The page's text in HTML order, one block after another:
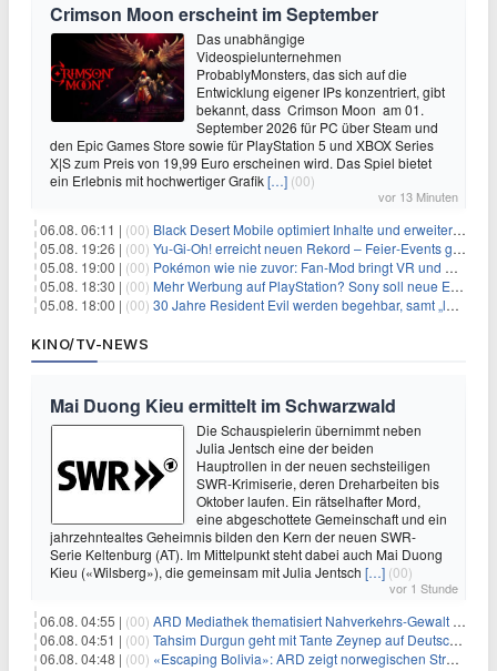
Crimson Moon erscheint im September
Das unabhängige
Videospielunternehmen
ProbablyMonsters, das sich auf die
Entwicklung eigener IPs konzentriert, gibt
bekannt, dass Crimson Moon am 01.
September 2026 für PC über Steam und
den Epic Games Store sowie für PlayStation 5 und XBOX Series
X|S zum Preis von 19,99 Euro erscheinen wird. Das Spiel bietet
ein Erlebnis mit hochwertiger Grafik[…] (00)
vor 13 Minuten
06.08. 06:11 | (00) Black Desert Mobile optimiert Inhalte und erweitert Treasure Access
05.08. 19:26 | (00) Yu‑Gi‑Oh! erreicht neuen Rekord – Feier‑Events gestartet
05.08. 19:00 | (00) Pokémon wie nie zuvor: Fan-Mod bringt VR und Ego-Perspektive nach Kanto
05.08. 18:30 | (00) Mehr Werbung auf PlayStation? Sony soll neue Einnahmequellen prüfen
05.08. 18:00 | (00) 30 Jahre Resident Evil werden begehbar, samt „lebensgroßem Leon“
KINO/TV-NEWS
Mai Duong Kieu ermittelt im Schwarzwald
Die Schauspielerin übernimmt neben
Julia Jentsch eine der beiden
Hauptrollen in der neuen sechsteiligen
SWR-Krimiserie, deren Dreharbeiten bis
Oktober laufen. Ein rätselhafter Mord,
eine abgeschottete Gemeinschaft und ein
jahrzehntealtes Geheimnis bilden den Kern der neuen SWR-
Serie Keltenburg (AT). Im Mittelpunkt steht dabei auch Mai Duong
Kieu («Wilsberg»), die gemeinsam mit Julia Jentsch […] (00)
vor 1 Stunde
06.08. 04:55 | (00) ARD Mediathek thematisiert Nahverkehrs-Gewalt und Soldatinnen
06.08. 04:51 | (00) Tahsim Durgun geht mit Tante Zeynep auf Deutschlandreise
06.08. 04:48 | (00) «Escaping Bolivia»: ARD zeigt norwegischen Streaminghit